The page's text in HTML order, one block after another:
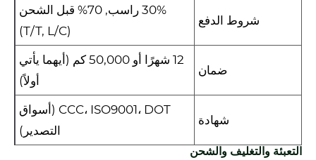
شروط الدفع
30% راسب, 70% قبل الشحن
(T/T, L/C)
ضمان
12 شهرًا أو 50,000 كم (أيهما يأتي
أولاً)
شهادة
CCC، ISO9001، DOT (أسواق
التصدير)
التعبئة والتغليف والشحن